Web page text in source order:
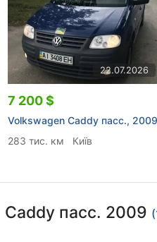
22.07.2026
7 200 $
Volkswagen Caddy пасс., 2009
283 тис. км
Київ
Caddy пасс. 2009